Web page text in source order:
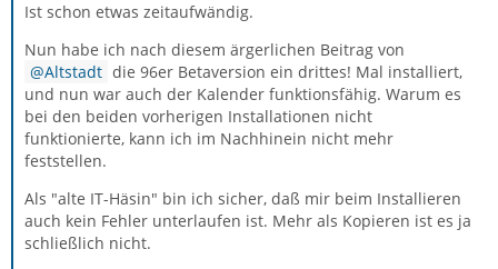
Ist schon etwas zeitaufwändig.
Nun habe ich nach diesem ärgerlichen Beitrag von
Altstadt die 96er Betaversion ein drittes! Mal installiert,
und nun war auch der Kalender funktionsfähig. Warum es
bei den beiden vorherigen Installationen nicht
funktionierte, kann ich im Nachhinein nicht mehr
feststellen.
Als "alte IT-Häsin" bin ich sicher, daß mir beim Installieren
auch kein Fehler unterlaufen ist. Mehr als Kopieren ist es ja
schließlich nicht.